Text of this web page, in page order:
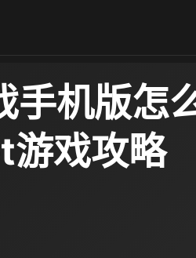
手机版怎
戏攻略